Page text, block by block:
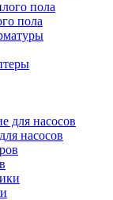
пола
насосов